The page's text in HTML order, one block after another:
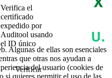
Verifica el
certificado
expedido por
Auditool usando
el ID único
Verificar
Algunas de ellas son esenciales
que otras nos ayudan a
del usuario (cookies de
si quieres permitir el uso de las